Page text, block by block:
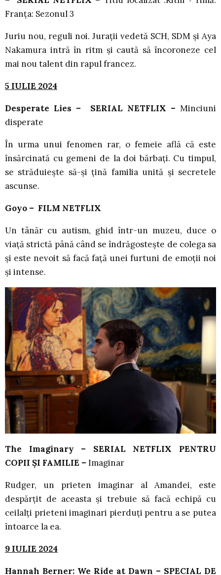
Franța: Sezonul 3
Juriu nou, reguli noi. Jurații vedetă SCH, SDM și Aya
Nakamura intră în ritm și caută să încoroneze cel
mai nou talent din rapul francez.
5 IULIE 2024
Desperate Lies – SERIAL NETFLIX –Minciuni
disperate
În urma unui fenomen rar, o femeie află că este
însărcinată cu gemeni de la doi bărbați. Cu timpul,
se străduiește să-și țină familia unită și secretele
ascunse.
Goyo – FILM NETFLIX
Un tânăr cu autism, ghid într-un muzeu, duce o
viață strictă până când se îndrăgostește de colega sa
și este nevoit să facă față unei furtuni de emoții noi
și intense.
The Imaginary – SERIAL NETFLIX PENTRU
COPII ȘI FAMILIE – Imaginar
Rudger, un prieten imaginar al Amandei, este
despărțit de aceasta și trebuie să facă echipă cu
ceilalți prieteni imaginari pierduți pentru a se putea
întoarce la ea.
9 IULIE 2024
Hannah Berner: We Ride at Dawn – SPECIAL DE